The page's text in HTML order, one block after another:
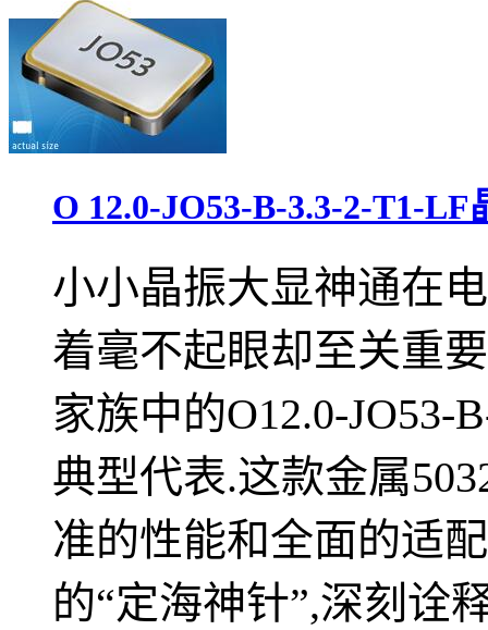
O 12.0-JO53-B-3.3-2-T1-LF
小小晶振大显神通在
着毫不起眼却至关重
家族中的O12.0-JO53-
典型代表.这款金属
准的性能和全面的适
的“定海神针”,深刻诠